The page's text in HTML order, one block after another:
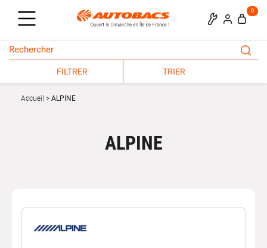
0
FILTRER TRIER
Accueil ALPINE
ALPINE